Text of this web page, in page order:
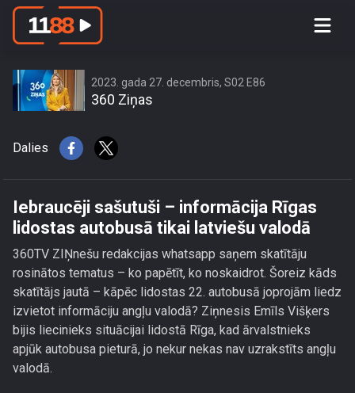
Iebraucēji sašutuši – informācija Rīgas
2023. gada 27. decembris, S02 E86
360 Ziņas
Dalies
Iebraucēji sašutuši – informācija Rīgas
lidostas autobusā tikai latviešu valodā
360TV ZIŅnešu redakcijas whatsapp saņem skatītāju
rosinātos tematus – ko papētīt, ko noskaidrot. Šoreiz kāds
skatītājs jautā – kāpēc lidostas 22. autobusā joprojām liedz
izvietot informāciju angļu valodā? Ziņnesis Emīls Višķers
bijis liecinieks situācijai lidostā Rīga, kad ārvalstnieks
apjūk autobusa pieturā, jo nekur nekas nav uzrakstīts angļu
valodā.